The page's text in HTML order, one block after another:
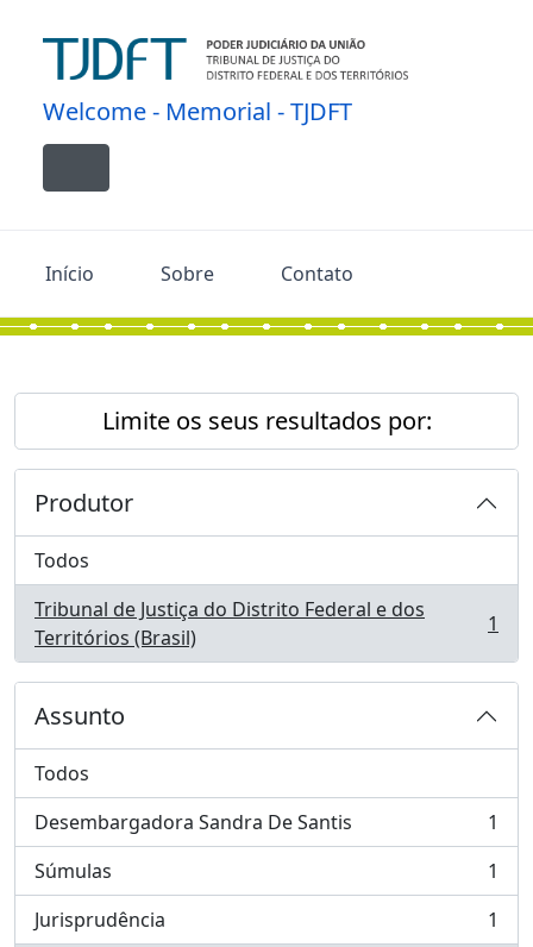
Welcome - Memorial - TJDFT
Toggle navigation
Início Sobre Contato
Limite os seus resultados por:
Produtor
Todos
Tribunal de Justiça do Distrito Federal e dos
Territórios (Brasil)
, 1 resultados 1
Assunto
Todos
Desembargadora Sandra De Santis
, 1 resultados
1
Súmulas
, 1 resultados
1
Jurisprudência
, 1 resultados
1